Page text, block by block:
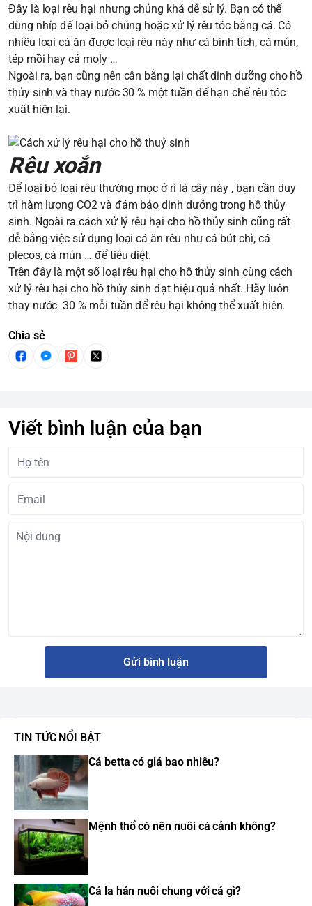
Đây là loại rêu hại nhưng chúng khá dễ sử lý. Bạn có thể
dùng nhíp để loại bỏ chúng hoặc xử lý rêu tóc bằng cá. Có
nhiều loại cá ăn được loại rêu này như cá bình tích, cá mún,
tép mồi hay cá moly …
Ngoài ra, bạn cũng nên cân bằng lại chất dinh dưỡng cho hồ
thủy sinh và thay nước 30 % một tuần để hạn chế rêu tóc
xuất hiện lại.
Rêu xoắn
Để loại bỏ loại rêu thường mọc ở rì lá cây này , bạn cần duy
trì hàm lượng CO2 và đảm bảo dinh dưỡng trong hồ thủy
sinh. Ngoài ra cách xử lý rêu hại cho hồ thủy sinh cũng rất
dễ bằng việc sử dụng loại cá ăn rêu như cá bút chì, cá
plecos, cá mún … để tiêu diệt.
Trên đây là một số loại rêu hại cho hồ thủy sinh cùng cách
xử lý rêu hại cho hồ thủy sinh đạt hiệu quả nhất. Hãy luôn
thay nước 30 % mỗi tuần để rêu hại không thể xuất hiện.
Chia sẻ
Viết bình luận của bạn
Gửi bình luận
TIN TỨC NỔI BẬT
Cá betta có giá bao nhiêu?
Mệnh thổ có nên nuôi cá cảnh không?
Cá la hán nuôi chung với cá gì?